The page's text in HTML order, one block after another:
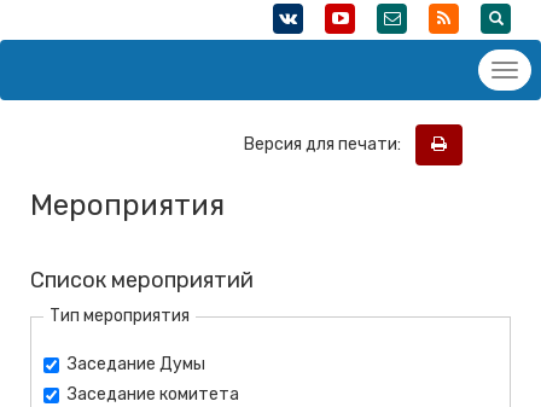
Версия для печати:
Мероприятия
Список мероприятий
Тип мероприятия
Заседание Думы
Заседание комитета